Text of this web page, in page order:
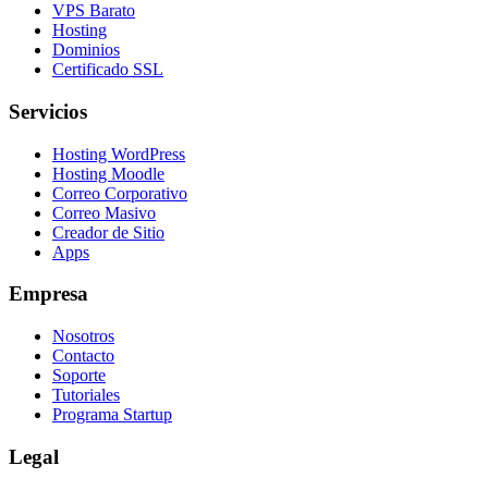
VPS Barato
Hosting
Dominios
Certificado SSL
Servicios
Hosting WordPress
Hosting Moodle
Correo Corporativo
Correo Masivo
Creador de Sitio
Apps
Empresa
Nosotros
Contacto
Soporte
Tutoriales
Programa Startup
Legal